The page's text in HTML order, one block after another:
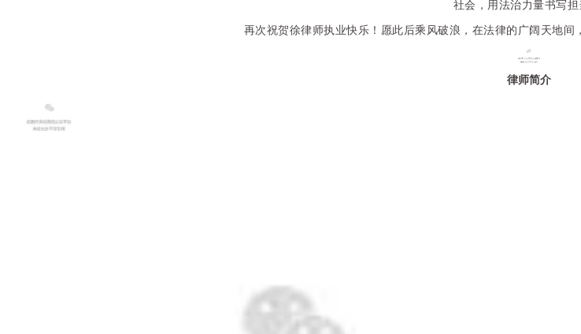
社会，用法治力量书写担
再次祝贺徐律师执业快乐！愿此后乘风破浪，在法律的广阔天地间
律师简介